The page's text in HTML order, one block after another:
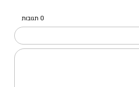
0 תגובות